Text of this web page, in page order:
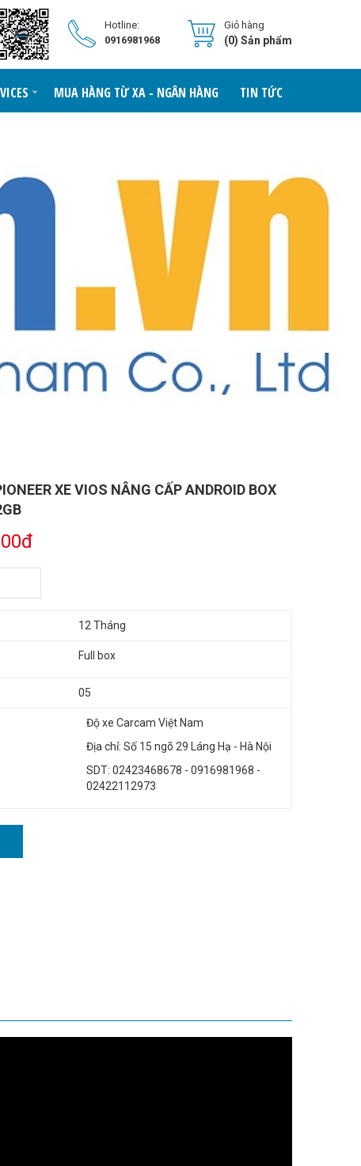
Hotline:
0916981968
Giỏ hàng
(0) Sản phẩm
MUA HÀNG TỪ XA - NGÂN HÀNG TIN TỨC
XE VIOS NÂNG CẤP ANDROID BOX
12 Tháng
Full box
05
Độ xe Carcam Việt Nam
Địa chỉ: Số 15 ngõ 29 Láng Hạ - Hà Nội
SDT: 02423468678 - 0916981968 -
02422112973